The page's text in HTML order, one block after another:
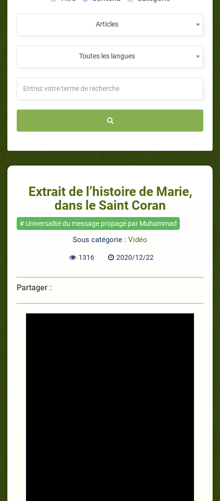
Articles
Toutes les langues
Extrait de l’histoire de Marie,
dans le Saint Coran
# Universalité du message propagé par Muhammad
Sous catégorie : Vidéo
1316 2020/12/22
Partager :